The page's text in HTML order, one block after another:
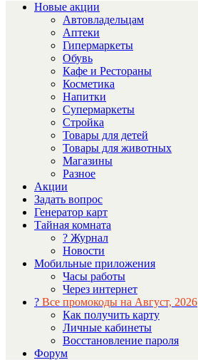
Новые акции
Автовладельцам
Аптеки
Гипермаркеты
Обувь
Кафе и Рестораны
Косметика
Напитки
Супермаркеты
Стройка
Товары для детей
Товары для животных
Магазины
Разное
Акции
Задать вопрос
Генератор карт
Тайная комната
? Журнал
Новости
Мобильные приложения
Часы работы
Через интернет
? Все промокоды на Август, 2026
Как получить карту
Личные кабинеты
Восстановление пароля
Форум